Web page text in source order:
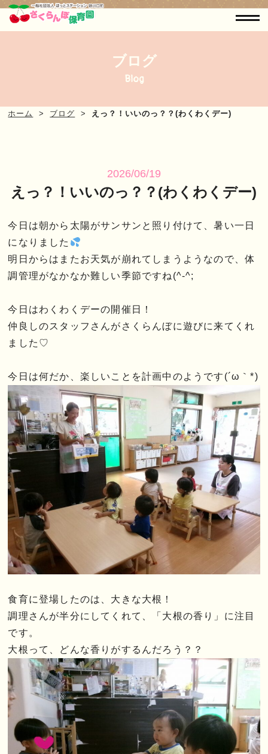
ブログ
Blog
ホーム ブログ えっ？！いいのっ？？(わくわくデー)
2026/06/19
えっ？！いいのっ？？(わくわくデー)
今日は朝から太陽がサンサンと照り付けて、暑い一日
になりました
明日からはまたお天気が崩れてしまうようなので、体
調管理がなかなか難しい季節ですね(^-^;
今日はわくわくデーの開催日！
仲良しのスタッフさんがさくらんぼに遊びに来てくれ
ました♡
今日は何だか、楽しいことを計画中のようです(´ω｀*)
食育に登場したのは、大きな大根！
調理さんが半分にしてくれて、「大根の香り」に注目
です。
大根って、どんな香りがするんだろう？？